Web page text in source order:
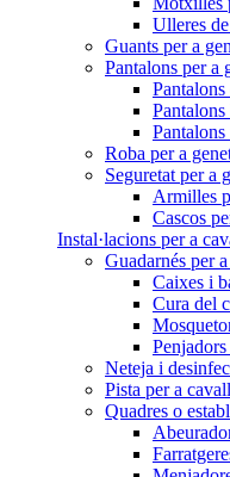
Ulleres
Guants per a
Pantalons per a
Pantalons
Pantalons
Roba per a
Seguretat per a
Armilles
Cascos
Instal·lacions per a
Guadarnés per
Caixes i
Cura del
Neteja i
Pista per a
Quadres o